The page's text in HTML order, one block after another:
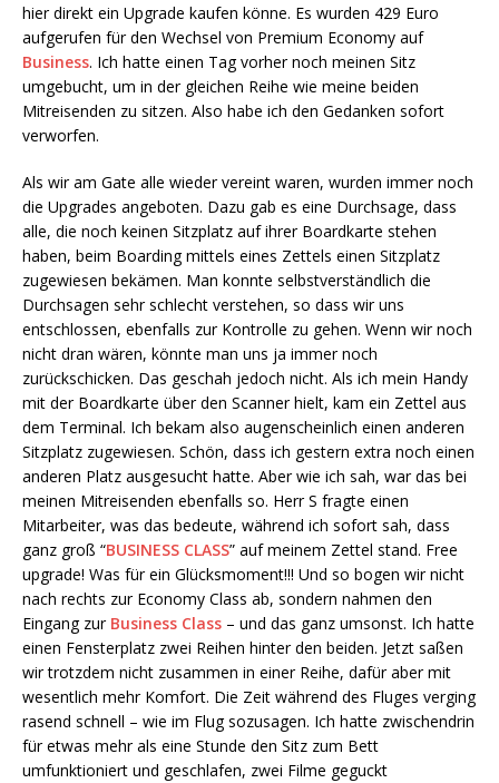
hier direkt ein Upgrade kaufen könne. Es wurden 429 Euro
aufgerufen für den Wechsel von Premium Economy auf
Business. Ich hatte einen Tag vorher noch meinen Sitz
umgebucht, um in der gleichen Reihe wie meine beiden
Mitreisenden zu sitzen. Also habe ich den Gedanken sofort
verworfen.
Als wir am Gate alle wieder vereint waren, wurden immer noch
die Upgrades angeboten. Dazu gab es eine Durchsage, dass
alle, die noch keinen Sitzplatz auf ihrer Boardkarte stehen
haben, beim Boarding mittels eines Zettels einen Sitzplatz
zugewiesen bekämen. Man konnte selbstverständlich die
Durchsagen sehr schlecht verstehen, so dass wir uns
entschlossen, ebenfalls zur Kontrolle zu gehen. Wenn wir noch
nicht dran wären, könnte man uns ja immer noch
zurückschicken. Das geschah jedoch nicht. Als ich mein Handy
mit der Boardkarte über den Scanner hielt, kam ein Zettel aus
dem Terminal. Ich bekam also augenscheinlich einen anderen
Sitzplatz zugewiesen. Schön, dass ich gestern extra noch einen
anderen Platz ausgesucht hatte. Aber wie ich sah, war das bei
meinen Mitreisenden ebenfalls so. Herr S fragte einen
Mitarbeiter, was das bedeute, während ich sofort sah, dass
ganz groß “BUSINESS CLASS” auf meinem Zettel stand. Free
upgrade! Was für ein Glücksmoment!!! Und so bogen wir nicht
nach rechts zur Economy Class ab, sondern nahmen den
Eingang zur Business Class – und das ganz umsonst. Ich hatte
einen Fensterplatz zwei Reihen hinter den beiden. Jetzt saßen
wir trotzdem nicht zusammen in einer Reihe, dafür aber mit
wesentlich mehr Komfort. Die Zeit während des Fluges verging
rasend schnell – wie im Flug sozusagen. Ich hatte zwischendrin
für etwas mehr als eine Stunde den Sitz zum Bett
umfunktioniert und geschlafen, zwei Filme geguckt